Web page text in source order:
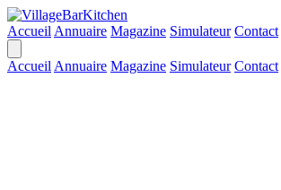
Accueil Annuaire Magazine Simulateur Contact
Accueil Annuaire Magazine Simulateur Contact